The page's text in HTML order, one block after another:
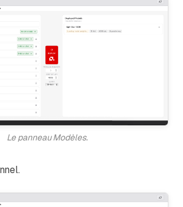
Le panneau Modèles.